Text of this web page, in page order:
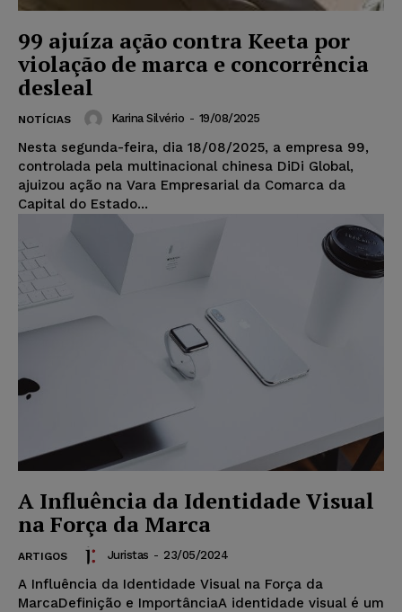
99 ajuíza ação contra Keeta por
violação de marca e concorrência
desleal
NOTÍCIAS Karina Silvério - 19/08/2025
Nesta segunda-feira, dia 18/08/2025, a empresa 99,
controlada pela multinacional chinesa DiDi Global,
ajuizou ação na Vara Empresarial da Comarca da
Capital do Estado...
A Influência da Identidade Visual
na Força da Marca
ARTIGOS Juristas - 23/05/2024
A Influência da Identidade Visual na Força da
MarcaDefinição e ImportânciaA identidade visual é um